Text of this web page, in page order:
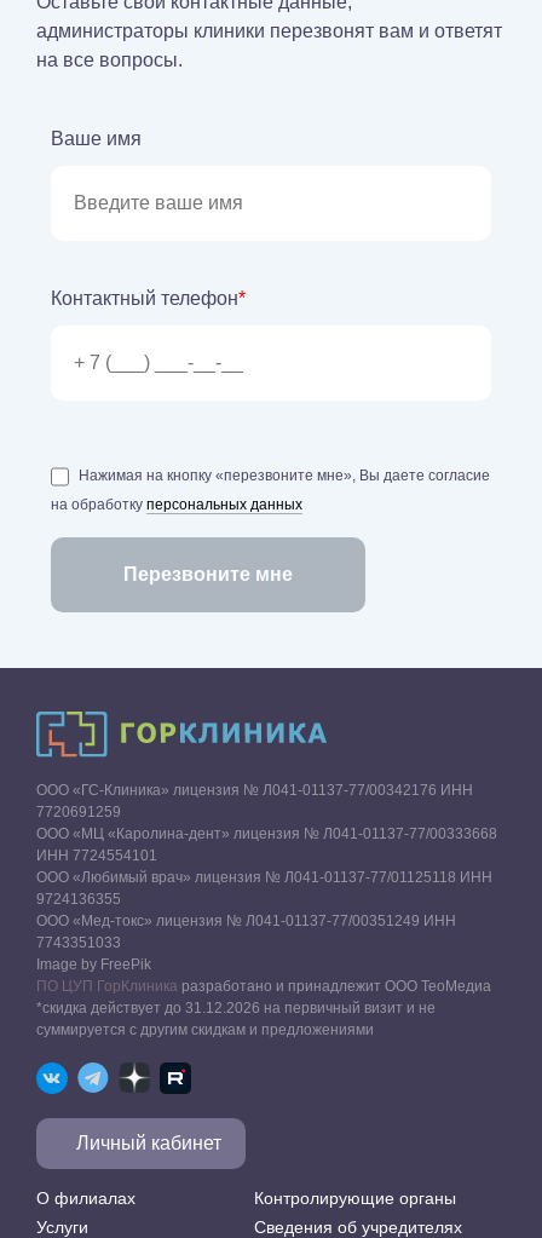
администраторы клиники перезвонят вам и ответят
на все вопросы.
Ваше имя
Контактный телефон*
Нажимая на кнопку «перезвоните мне», Вы даете согласие
на обработку персональных данных
ООО «ГС-Клиника» лицензия № Л041-01137-77/00342176 ИНН
7720691259
ООО «МЦ «Каролина-дент» лицензия № Л041-01137-77/00333668
ИНН 7724554101
ООО «Любимый врач» лицензия № Л041-01137-77/01125118 ИНН
9724136355
ООО «Мед-токс» лицензия № Л041-01137-77/00351249 ИНН
7743351033
Image by FreePik
ПО ЦУП ГорКлиника разработано и принадлежит ООО ТеоМедиа
*скидка действует до 31.12.2026 на первичный визит и не
суммируется с другим скидкам и предложениями
О филиалах
Услуги
Контролирующие органы
Сведения об учредителях
Личный кабинет